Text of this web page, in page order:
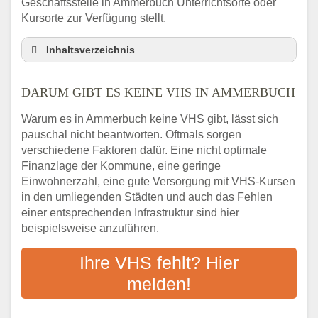
Kursorte zur Verfügung stellt.
Inhaltsverzeichnis
3 schnelle Tipps
Ammerbuch VHS-Kurse in Ihrer Nähe
Abendschule in der Region rund um
Ammerbuch
VHS steht für Erwachsenenbildung
Online-Kurse: Alternative Angebote zum
VHS-Kurs
Vor- und Nachteile von Online-Kursen
Bildungsangeboten an
Das bundesweite Volkshochschulwesen
DARUM GIBT ES KEINE VHS IN AMMERBUCH
Warum es in Ammerbuch keine VHS gibt, lässt sich
pauschal nicht beantworten. Oftmals sorgen
verschiedene Faktoren dafür. Eine nicht optimale
Finanzlage der Kommune, eine geringe
Einwohnerzahl, eine gute Versorgung mit VHS-Kursen
in den umliegenden Städten und auch das Fehlen
einer entsprechenden Infrastruktur sind hier
beispielsweise anzuführen.
Ihre VHS fehlt? Hier
melden!